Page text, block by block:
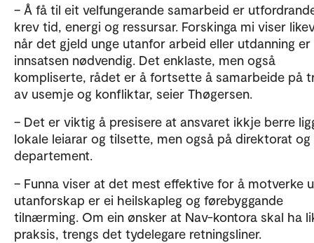
– Å få til eit velfungerande samarbeid er
krev tid, energi og ressursar. Forskinga mi viser
når det gjeld unge utanfor arbeid eller utdanning er
innsatsen nødvendig. Det enklaste, men også
kompliserte, rådet er å fortsette å samarbeide på
av usemje og konfliktar, seier Thøgersen.
– Det er viktig å presisere at ansvaret ikkje berre
lokale leiarar og tilsette, men også på direktorat og
departement.
– Funna viser at det mest effektive for å motverke
utanforskap er ei heilskapleg og førebyggande
tilnærming. Om ein ønsker at Nav-kontora skal ha
praksis, trengs det tydelegare retningsliner.